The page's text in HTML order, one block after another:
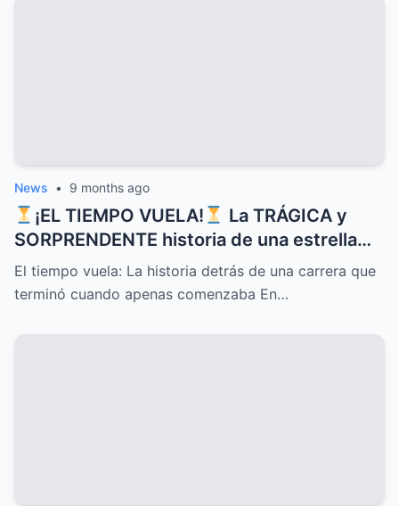
News • 9 months ago
¡EL TIEMPO VUELA!
La TRÁGICA y
SORPRENDENTE historia de una estrella
que CONQUISTÓ corazones con sus
canciones pero cuyo DESTINO inesperado
El tiempo vuela: La historia detrás de una carrera que
terminó cuando apenas comenzaba En…